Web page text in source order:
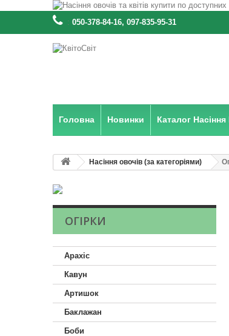
: 050-378-84-16, 097-835-95-31
Головна Новинки Каталог
Насіння овочів (за категоріями)
ОГІРКИ
Арахіс
Кавун
Артишок
Баклажан
Боби